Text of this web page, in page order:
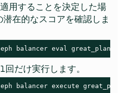
適用することを決定した場
在的なスコアを確認しま
balancer eval great_plan
回だけ実行します。
balancer execute great_plan